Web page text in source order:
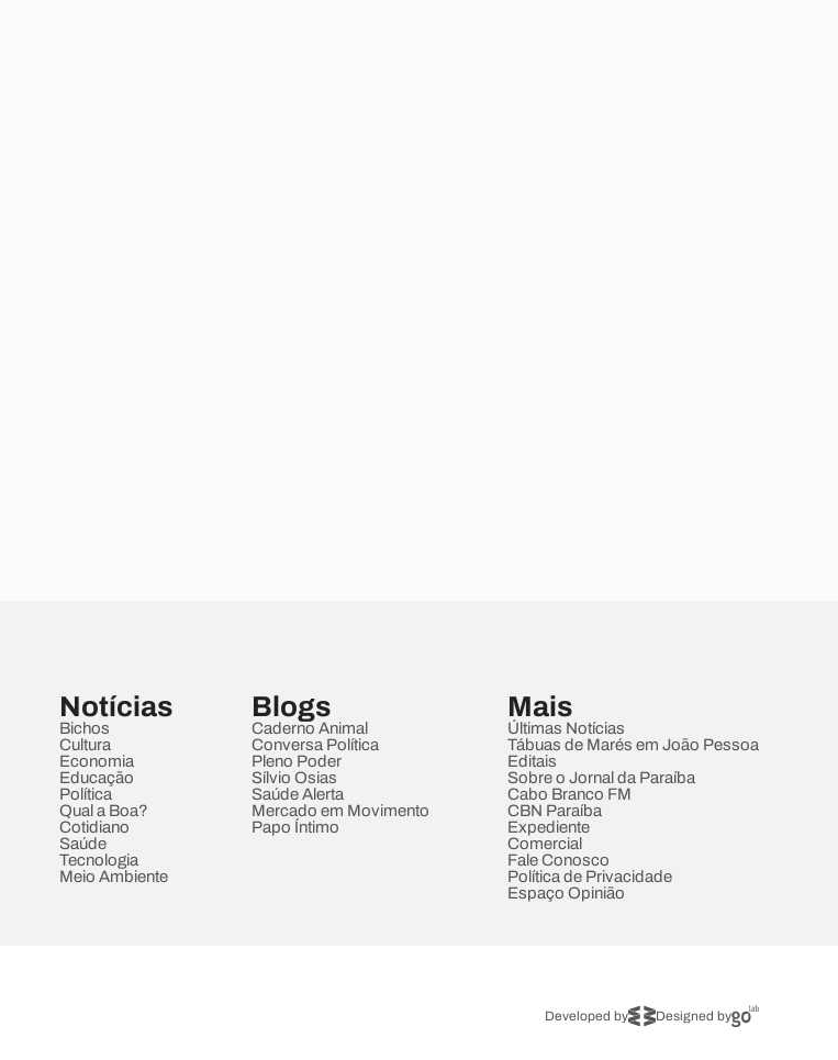
Notícias
Bichos
Cultura
Economia
Educação
Política
Qual a Boa?
Cotidiano
Saúde
Tecnologia
Meio Ambiente
Blogs
Caderno Animal
Conversa Política
Pleno Poder
Sílvio Osias
Saúde Alerta
Mercado em Movimento
Papo Íntimo
Mais
Últimas Notícias
Tábuas de Marés em João Pessoa
Editais
Sobre o Jornal da Paraíba
Cabo Branco FM
CBN Paraíba
Expediente
Comercial
Fale Conosco
Política de Privacidade
Espaço Opinião
Developed by Designed by